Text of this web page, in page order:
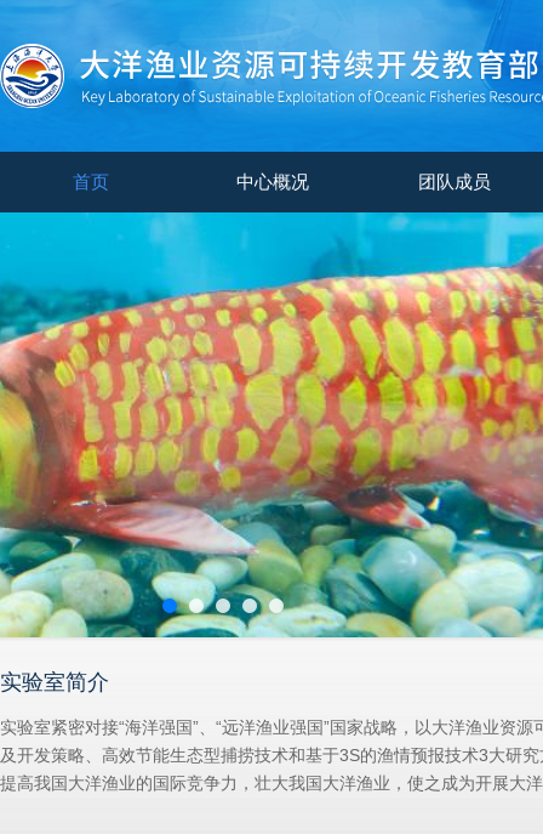
首页 中心概况 团队成员
实验室简介
实验室紧密对接“海洋强国”、“远洋渔业强国”国家战略，以大洋渔业资
及开发策略、高效节能生态型捕捞技术和基于3S的渔情预报技术3大研
提高我国大洋渔业的国际竞争力，壮大我国大洋渔业，使之成为开展大